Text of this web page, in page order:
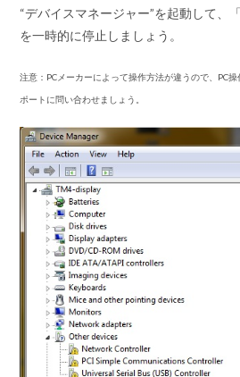
“デバイスマネージャー”を起動して、
を一時的に停止しましょう。
注意：PCメーカーによって操作方法が違うので、PC
ポートに問い合わせましょう。